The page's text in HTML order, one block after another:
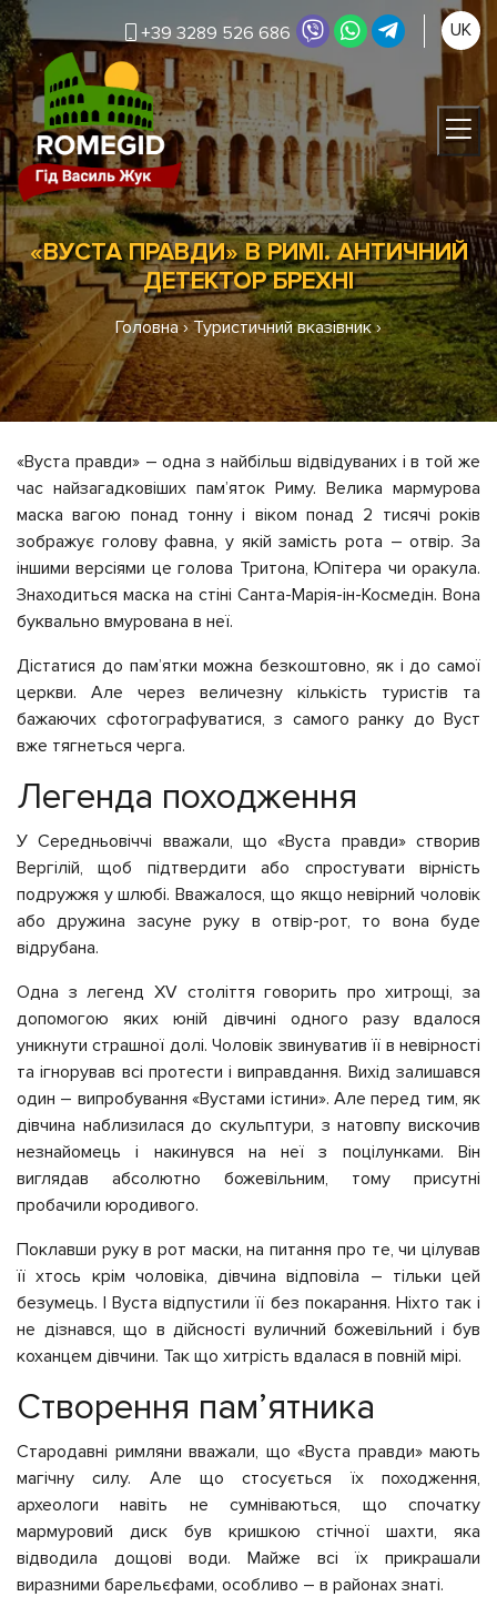
+39 3289 526 686 UK
«ВУСТА ПРАВДИ» В РИМІ. АНТИЧНИЙ
ДЕТЕКТОР БРЕХНІ
Головна›Туристичний вказівник›
«Вуста правди» – одна з найбільш відвідуваних і в той же
час найзагадковіших пам’яток Риму. Велика мармурова
маска вагою понад тонну і віком понад 2 тисячі років
зображує голову фавна, у якій замість рота – отвір. За
іншими версіями це голова Тритона, Юпітера чи оракула.
Знаходиться маска на стіні Санта-Марія-ін-Космедін. Вона
буквально вмурована в неї.
Дістатися до пам’ятки можна безкоштовно, як і до самої
церкви. Але через величезну кількість туристів та
бажаючих сфотографуватися, з самого ранку до Вуст
вже тягнеться черга.
Легенда походження
У Середньовіччі вважали, що «Вуста правди» створив
Вергілій, щоб підтвердити або спростувати вірність
подружжя у шлюбі. Вважалося, що якщо невірний чоловік
або дружина засуне руку в отвір-рот, то вона буде
відрубана.
Одна з легенд XV століття говорить про хитрощі, за
допомогою яких юній дівчині одного разу вдалося
уникнути страшної долі. Чоловік звинуватив її в невірності
та ігнорував всі протести і виправдання. Вихід залишався
один – випробування «Вустами істини». Але перед тим, як
дівчина наблизилася до скульптури, з натовпу вискочив
незнайомець і накинувся на неї з поцілунками. Він
виглядав абсолютно божевільним, тому присутні
пробачили юродивого.
Поклавши руку в рот маски, на питання про те, чи цілував
її хтось крім чоловіка, дівчина відповіла – тільки цей
безумець. І Вуста відпустили її без покарання. Ніхто так і
не дізнався, що в дійсності вуличний божевільний і був
коханцем дівчини. Так що хитрість вдалася в повній мірі.
Створення пам’ятника
Стародавні римляни вважали, що «Вуста правди» мають
магічну силу. Але що стосується їх походження,
археологи навіть не сумніваються, що спочатку
мармуровий диск був кришкою стічної шахти, яка
відводила дощові води. Майже всі їх прикрашали
виразними барельєфами, особливо – в районах знаті.